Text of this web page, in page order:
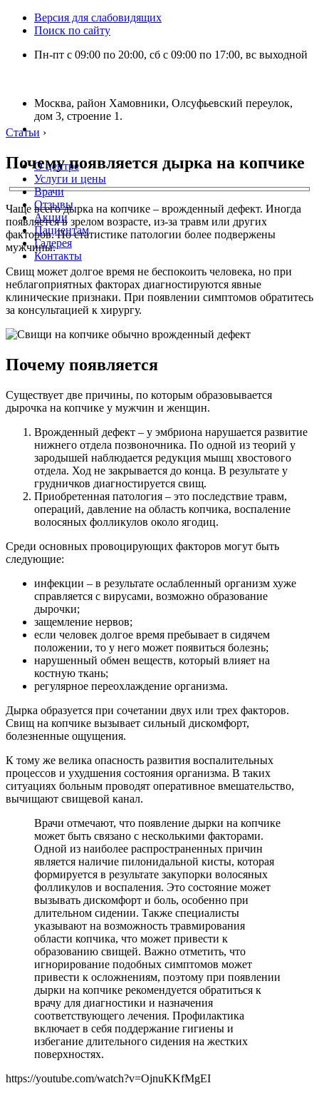
Версия для слабовидящих
Поиск по сайту
Пн-пт с 09:00 по 20:00, сб с 09:00 по 17:00, вс выходной
Москва, район Хамовники, Олсуфьевский переулок,
дом 3, строение 1.
О центре
Услуги и цены
Врачи
Отзывы
Акции
Пациентам
Галерея
Контакты
Статьи ›
Почему появляется дырка на копчике
Чаще всего дырка на копчике – врожденный дефект. Иногда
появляется в зрелом возрасте, из-за травм или других
факторов. По статистике патологии более подвержены
мужчины.
Свищ может долгое время не беспокоить человека, но при
неблагоприятных факторах диагностируются явные
клинические признаки. При появлении симптомов обратитесь
за консультацией к хирургу.
Почему появляется
Существует две причины, по которым образовывается
дырочка на копчике у мужчин и женщин.
Врожденный дефект – у эмбриона нарушается развитие
нижнего отдела позвоночника. По одной из теорий у
зародышей наблюдается редукция мышц хвостового
отдела. Ход не закрывается до конца. В результате у
грудничков диагностируется свищ.
Приобретенная патология – это последствие травм,
операций, давление на область копчика, воспаление
волосяных фолликулов около ягодиц.
Среди основных провоцирующих факторов могут быть
следующие:
инфекции – в результате ослабленный организм хуже
справляется с вирусами, возможно образование
дырочки;
защемление нервов;
если человек долгое время пребывает в сидячем
положении, то у него может появиться болезнь;
нарушенный обмен веществ, который влияет на
костную ткань;
регулярное переохлаждение организма.
Дырка образуется при сочетании двух или трех факторов.
Свищ на копчике вызывает сильный дискомфорт,
болезненные ощущения.
К тому же велика опасность развития воспалительных
процессов и ухудшения состояния организма. В таких
ситуациях больным проводят оперативное вмешательство,
вычищают свищевой канал.
Врачи отмечают, что появление дырки на копчике
может быть связано с несколькими факторами.
Одной из наиболее распространенных причин
является наличие пилонидальной кисты, которая
формируется в результате закупорки волосяных
фолликулов и воспаления. Это состояние может
вызывать дискомфорт и боль, особенно при
длительном сидении. Также специалисты
указывают на возможность травмирования
области копчика, что может привести к
образованию свищей. Важно отметить, что
игнорирование подобных симптомов может
привести к осложнениям, поэтому при появлении
дырки на копчике рекомендуется обратиться к
врачу для диагностики и назначения
соответствующего лечения. Профилактика
включает в себя поддержание гигиены и
избегание длительного сидения на жестких
поверхностях.
https://youtube.com/watch?v=OjnuKKfMgEI